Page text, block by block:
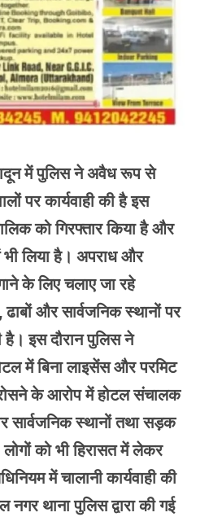
में पुलिस ने अवैध रूप से
पर कार्यवाही की है इस
को गिरफ्तार किया है और
भी लिया है। अपराध और
के लिए चलाए जा रहे
और सार्वजनिक स्थानों पर
है। इस दौरान पुलिस ने
में बिना लाइसेंस और परमिट
के आरोप में होटल संचालक
सार्वजनिक स्थानों तथा सड़क
को भी हिरासत में लेकर
में चालानी कार्यवाही की
नगर थाना पुलिस द्वारा की गई